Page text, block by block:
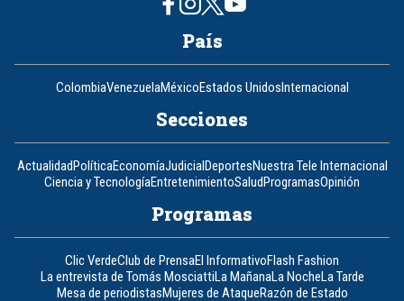
País
ColombiaVenezuelaMéxicoEstados UnidosInternacional
Secciones
ActualidadPolíticaEconomíaJudicialDeportesNuestra Tele Internacional
Ciencia y TecnologíaEntretenimientoSaludProgramasOpinión
Programas
Clic VerdeClub de PrensaEl InformativoFlash Fashion
La entrevista de Tomás MosciattiLa MañanaLa NocheLa Tarde
Mesa de periodistasMujeres de AtaqueRazón de Estado